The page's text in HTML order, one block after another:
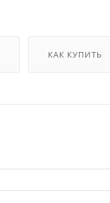
КАК КУПИТЬ